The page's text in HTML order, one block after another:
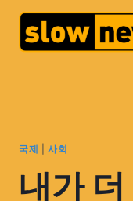
국제 사회
내가